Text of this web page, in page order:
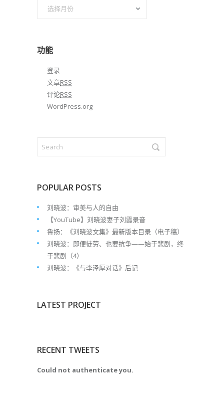
功能
登录
文章RSS
评论RSS
WordPress.org
POPULAR POSTS
刘晓波：审美与人的自由
【YouTube】刘晓波妻子刘霞录音
鲁扬：《刘晓波文集》最新版本目录（电子稿）
刘晓波：即便徒劳、也要抗争——始于悲剧，终
于悲剧（4）
刘晓波：《与李泽厚对话》后记
LATEST PROJECT
RECENT TWEETS
Could not authenticate you.